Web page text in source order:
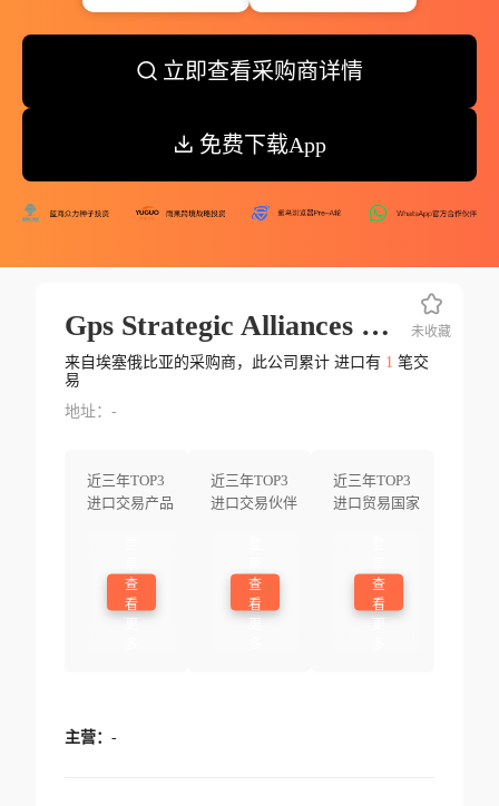
立即查看采购商详情
免费下载App
Gps Strategic Alliances Llc
来自埃塞俄比亚的采购商，此公司累计 进口有 1 笔交
易
地址：-
近三年TOP3
进口交易产品
查
看
近三年TOP3
进口交易伙伴
查
看
近三年TOP3
进口贸易国家
查
看
未收藏
主营： -